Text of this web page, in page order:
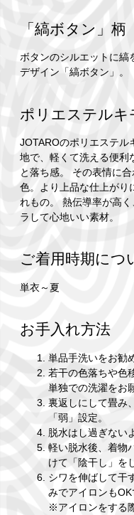
「縞ボタン」柄
ボタンのシルエットに縞
デザイン「縞ボタン」。
ポリエステルキ
JOTAROのポリエステル
地で、軽くて洗える便利
と落ち感。 その表情に
色。より上品な仕上がり
れもの。 熱伝導率が高
ラして心地いい素材。
ご着用時期につ
単衣～夏
お手入れ方法
単品手洗いをお勧
若干の色落ちや色
単独での洗濯をお
裏返しにして畳み
「弱」設定。
脱水はし過ぎない
軽い脱水後、着物
けて「陰干し」を
シワを伸ばして干
みでアイロンもOK
※アイロンをする